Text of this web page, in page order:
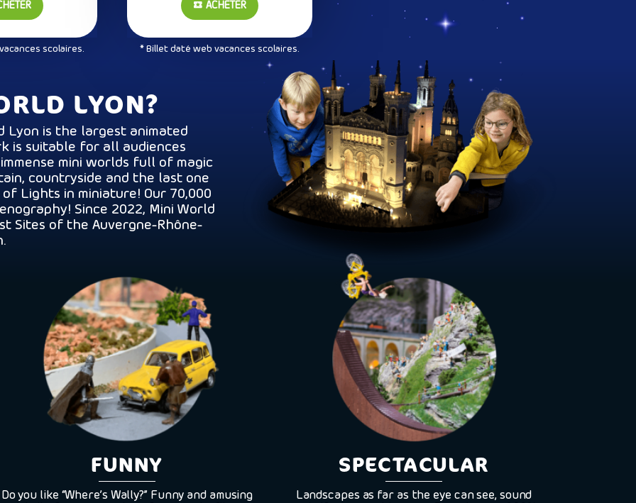
scolaires.
ACHETER
* Billet daté web vacances scolaires.
LYON?
Lyon is the largest animated
is suitable for all audiences
mini worlds full of magic
countryside and the last one
Lights in miniature! Our 70,000
Since 2022, Mini World
Sites of the Auvergne-Rhône-
FUNNY
Do you like “Where’s Wally?” Funny and amusing
SPECTACULAR​
Landscapes as far as the eye can see, sound